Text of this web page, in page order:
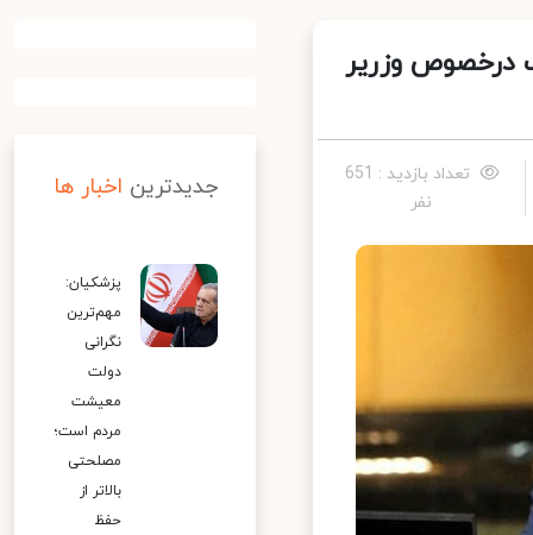
درخصوص وزریر
تعداد بازدید : 651
نفر
جدیدترین اخبار ها
پزشکیان:
مهم‌ترین
نگرانی
دولت
معیشت
مردم است؛
مصلحتی
بالاتر از
حفظ